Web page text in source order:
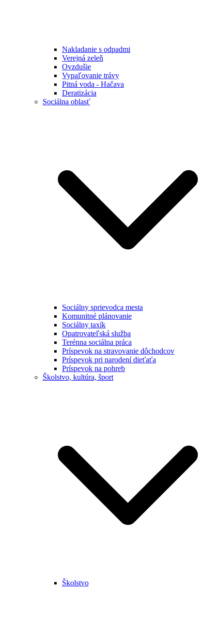
Nakladanie s odpadmi
Verejná zeleň
Ovzdušie
Vypaľovanie trávy
Pitná voda - Hačava
Deratizácia
Sociálna oblasť
Sociálny sprievodca mesta
Komunitné plánovanie
Sociálny taxík
Opatrovateľská služba
Terénna sociálna práca
Príspevok na stravovanie dôchodcov
Príspevok pri narodení dieťaťa
Príspevok na pohreb
Školstvo, kultúra, šport
Školstvo